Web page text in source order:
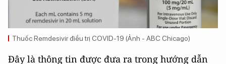
Thuốc Remdesivir điều trị COVID-19 (Ảnh - ABC Chicago)
Đây là thông tin được đưa ra trong hướng dẫn